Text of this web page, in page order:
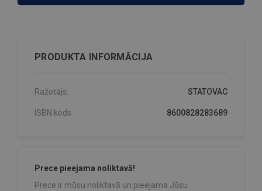
PRODUKTA INFORMĀCIJA
Ražotājs: STATOVAC
ISBN kods: 8600828283689
Prece pieejama noliktavā!
Prece ir mūsu noliktavā un pieejama Jūsu